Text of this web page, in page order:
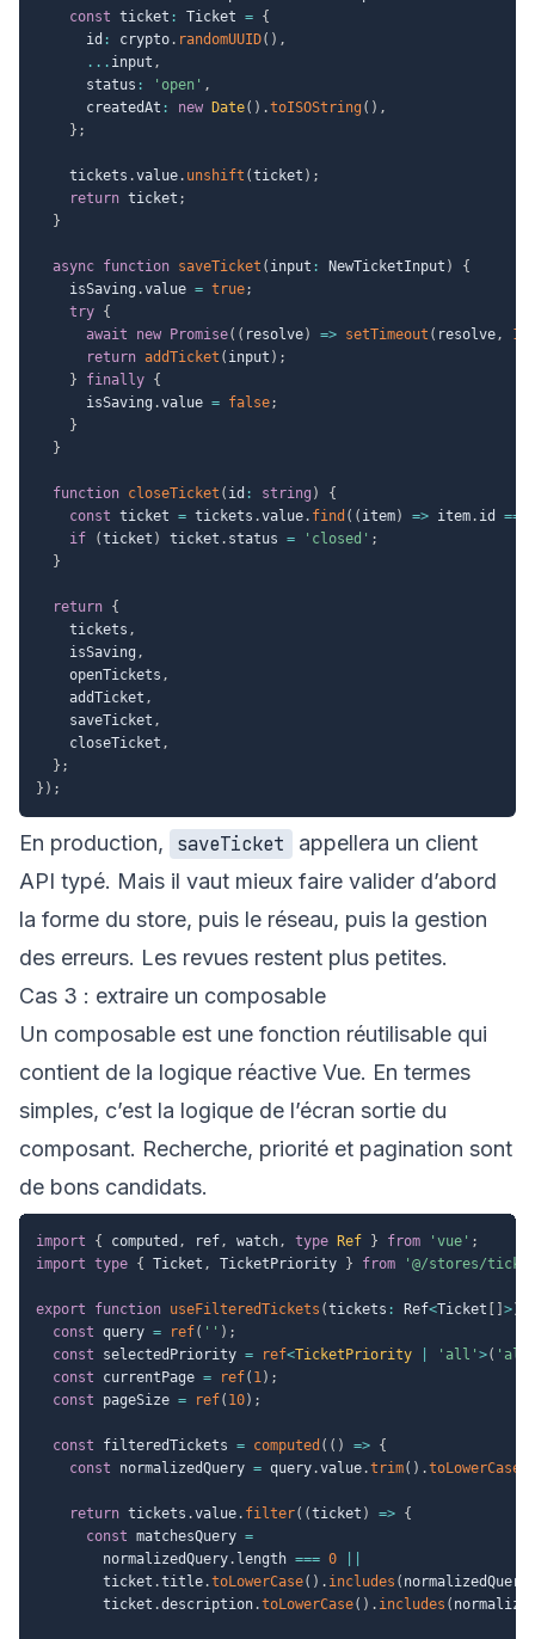
const ticket : Ticket = {
      id
: crypto. randomUUID( ) ,
... input ,
      status
: 'open' ,
      createdAt
: new Date( ) .toISOString ( ) ,
} ;
    tickets
.value. unshift (ticket ) ;
return ticket ;
}
async function saveTicket ( input : NewTicketInput )
{
    isSaving
.value = true;
try {
await
new Promise( ( resolve) => setTimeout ( resolve,
return addTicket ( input ) ;
}
finally {
      isSaving
.value = false;
}
}
function closeTicket ( id : string )
{
const ticket = tickets .value. find ( ( item) => item. id ===
if
(ticket ) ticket . status = 'closed' ;
}
return {
    tickets
,
    isSaving
,
    openTickets
,
    addTicket
,
    saveTicket
,
    closeTicket
,
} ;
} ) ;
En production, saveTicket
appellera un client
API typé. Mais il vaut mieux faire valider d’abord
la forme du store, puis le réseau, puis la gestion
des erreurs. Les revues restent plus petites.
Cas 3 : extraire un composable
Un composable est une fonction réutilisable qui
contient de la logique réactive Vue. En termes
simples, c’est la logique de l’écran sortie du
composant. Recherche, priorité et pagination sont
de bons candidats.
import { computed , ref, watch, type Ref } from 'vue' ;
import type { Ticket , TicketPriority } from '@/stores/
export function useFilteredTickets (tickets : Ref<Ticket >)
const query = ref( '' ) ;
const selectedPriority = ref<TicketPriority 'all' >(
const currentPage = ref( 1) ;
const pageSize = ref( 10) ;
const filteredTickets = computed ( ( ) => {
const normalizedQuery = query.value.trim( ) .toLowerCase
return tickets .value. filter( (ticket ) => {
const matchesQuery =
        normalizedQuery
. length === 0
        ticket
.title.toLowerCase( ) . includes ( normalizedQuery
        ticket
.description.toLowerCase( ) . includes (